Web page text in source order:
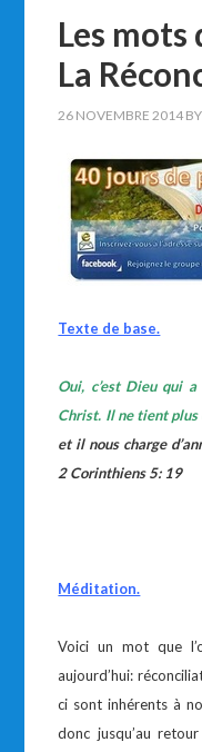
Les mots
La
26 NOVEMBRE 2014 BY
Texte de base.
Oui, c’est Dieu qui
Christ. Il ne tient plus
et il nous charge
2 Corinthiens 5: 19
Méditation.
Voici un mot que
aujourd’hui:
ci sont inhérents à
donc jusqu’au